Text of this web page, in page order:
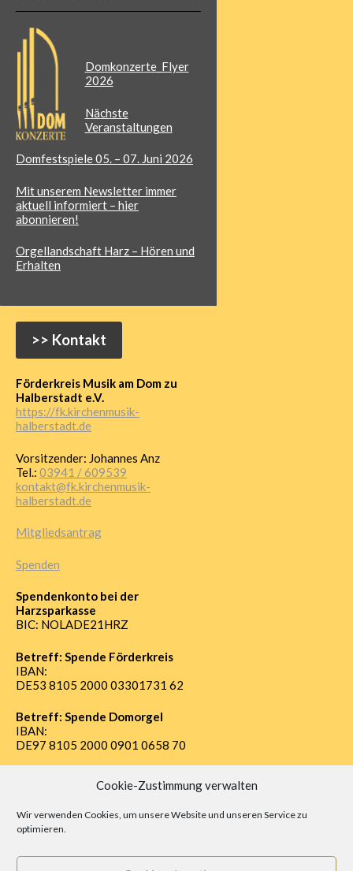
Cookie-Zustimmung verwalten
Wir verwenden Cookies, um unsere Website und unseren Service zu
optimieren.
Domkonzerte_Flyer
2026
Nächste
Veranstaltungen
Domfestspiele05. – 07. Juni 2026
Mit unserem Newsletter immer
aktuell informiert – hier
abonnieren!
Orgellandschaft Harz – Hören und
Erhalten
>> Kontakt
Förderkreis Musik am Dom zu
Halberstadt e.V.
https://fk.kirchenmusik-
halberstadt.de
Vorsitzender: Johannes Anz
Tel.: 03941 / 609539
kontakt@fk.kirchenmusik-
halberstadt.de
Mitgliedsantrag
Spenden
Spendenkonto bei der
Harzsparkasse
BIC: NOLADE21HRZ
Betreff: Spende Förderkreis
IBAN:
DE53 8105 2000 03301731 62
Betreff: Spende Domorgel
IBAN:
DE97 8105 2000 0901 0658 70
Impressum
Datenschutz